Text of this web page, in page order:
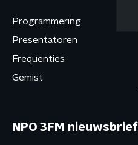
Programmering
Presentatoren
Frequenties
Gemist
NPO 3FM nieuwsbrief